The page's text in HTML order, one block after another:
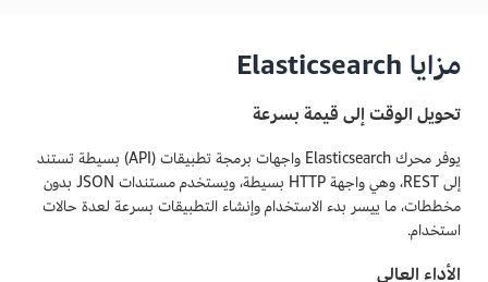
مزايا Elasticsearch
تحويل الوقت إلى قيمة بسرعة
يوفر محرك Elasticsearch واجهات برمجة تطبيقات (API) بسيطة تستند
إلى REST، وهي واجهة HTTP بسيطة، ويستخدم مستندات JSON بدون
مخططات، ما ييسر بدء الاستخدام وإنشاء التطبيقات بسرعة لعدة حالات
استخدام.
الأداء العالي